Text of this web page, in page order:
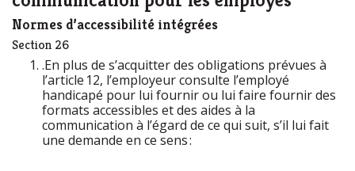
Normes d’accessibilité intégrées
Section 26
.En plus de s’acquitter des obligations prévues à
l’article 12, l’employeur consulte l’employé
handicapé pour lui fournir ou lui faire fournir des
formats accessibles et des aides à la
communication à l’égard de ce qui suit, s’il lui fait
une demande en ce sens :